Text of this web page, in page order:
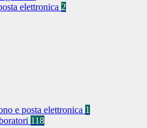
elettronica 2
e posta elettronica 1
118